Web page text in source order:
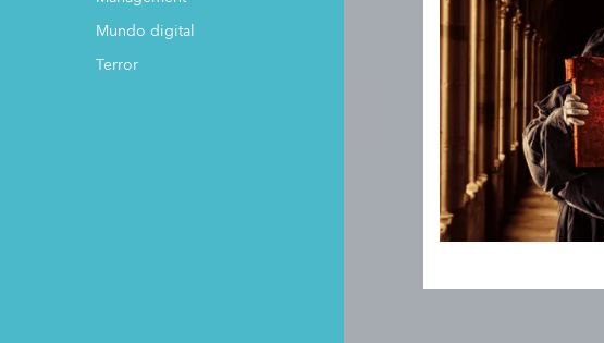
Mundo digital
Terror